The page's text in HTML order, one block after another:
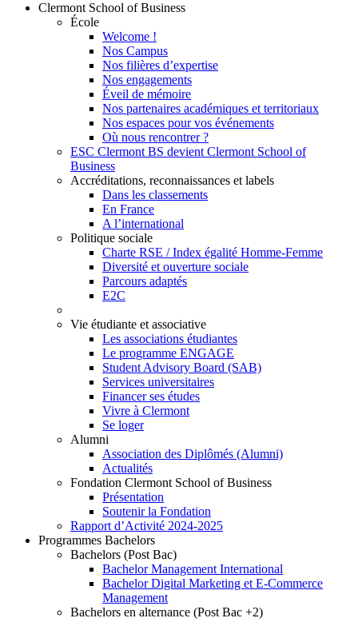
Clermont School of Business
École
Welcome !
Nos Campus
Nos filières d’expertise
Nos engagements
Éveil de mémoire
Nos partenaires académiques et territoriaux
Nos espaces pour vos événements
Où nous rencontrer ?
ESC Clermont BS devient Clermont School of
Business
Accréditations, reconnaissances et labels
Dans les classements
En France
A l’international
Politique sociale
Charte RSE / Index égalité Homme-Femme
Diversité et ouverture sociale
Parcours adaptés
E2C
Vie étudiante et associative
Les associations étudiantes
Le programme ENGAGE
Student Advisory Board (SAB)
Services universitaires
Financer ses études
Vivre à Clermont
Se loger
Alumni
Association des Diplômés (Alumni)
Actualités
Fondation Clermont School of Business
Présentation
Soutenir la Fondation
Rapport d’Activité 2024-2025
Programmes Bachelors
Bachelors (Post Bac)
Bachelor Management International
Bachelor Digital Marketing et E-Commerce
Management
Bachelors en alternance (Post Bac +2)